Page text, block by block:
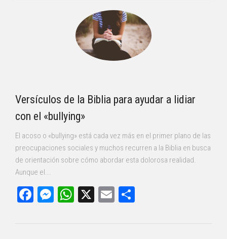
Versículos de la Biblia para ayudar a lidiar
con el «bullying»
El acoso o «bullying» está cada vez más en el primer plano de las
preocupaciones sociales y muchos recurren a la Biblia en busca
de orientación sobre cómo abordar esta dolorosa realidad.
Aunque el...
Facebook
Messenger
WhatsApp
X Email